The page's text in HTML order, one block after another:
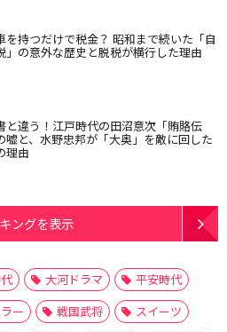
を持つだけで税金？ 昭和まで続いた「自
」の意外な歴史と脱税が横行した理由
と違う！江戸時代の田沼意次「賄賂伝
嘘と、水野忠邦が「大奥」を敵に回した
理由
ングを表示
大河ドラマ
平安時代
ー 戦国武将
スイーツ